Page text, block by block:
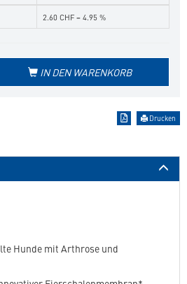
2.60 CHF = 4.95 %
IN DEN WARENKORB
Drucken
Hunde mit Arthrose und